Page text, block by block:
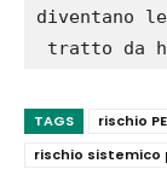
diventano
TAGS
rischio
rischio sistemico